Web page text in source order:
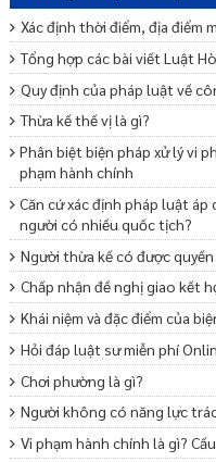
Xác định thời điểm, địa điểm
Tổng hợp các bài viết Luật
Quy định của pháp luật về
Thừa kế thế vị là gì?
Phân biệt biện pháp xử lý vi
phạm hành chính
Căn cứ xác định pháp luật
người có nhiều quốc tịch?
Người thừa kế có được
Chấp nhận đề nghị giao kết
Khái niệm và đặc điểm của
Hỏi đáp luật sư miễn phí
Chơi phường là gì?
Người không có năng lực
Vi phạm hành chính là gì?